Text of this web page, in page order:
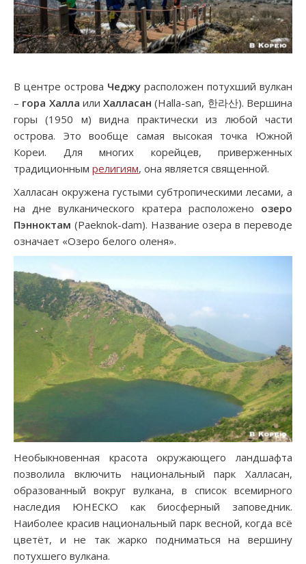
В центре острова Чеджу расположен потухший вулкан
– гора Халла илиХалласан (Halla-san, 한라산). Вершина
горы (1950 м) видна практически из любой части
острова. Это вообще самая высокая точка Южной
Кореи. Для многих корейцев, приверженных
традиционным религиям, она является священной.
Халласан окружена густыми субтропическими лесами, а
на дне вулканического кратера расположено озеро
Пэнноктам (Paeknok-dam). Название озера в переводе
означает «Озеро белого оленя».
Необыкновенная красота окружающего ландшафта
позволила включить национальный парк Халласан,
образованный вокруг вулкана, в список всемирного
наследия ЮНЕСКО как биосферный заповедник.
Наиболее красив национальный парк весной, когда всё
цветёт, и не так жарко подниматься на вершину
потухшего вулкана.